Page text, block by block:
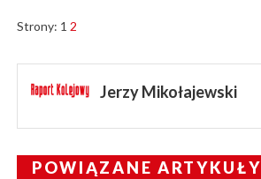
Strony: 1 2
Jerzy Mikołajewski
POWIĄZANE ARTYKUŁY